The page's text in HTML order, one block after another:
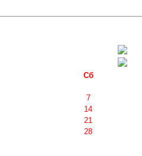
Сб
7
14
21
28